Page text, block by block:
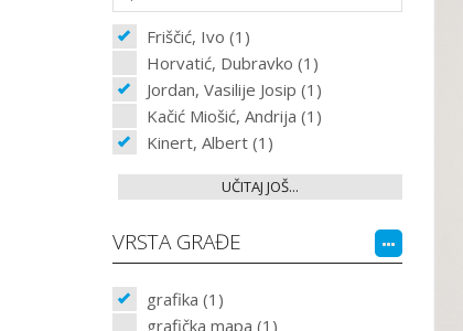
Friščić, Ivo (1)
Horvatić, Dubravko (1)
Jordan, Vasilije Josip (1)
Kačić Miošić, Andrija (1)
Kinert, Albert (1)
UČITAJ JOŠ...
VRSTA GRAĐE
grafika (1)
grafička mapa (1)